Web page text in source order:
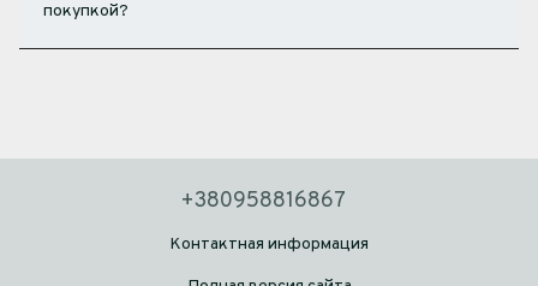
покупкой?
+380958816867
Контактная информация